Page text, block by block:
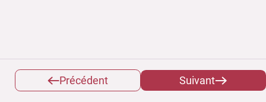
Précédent Suivant